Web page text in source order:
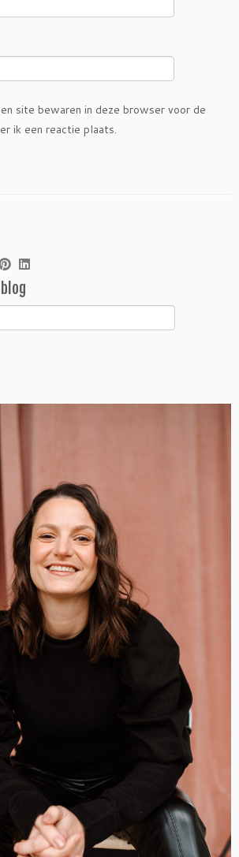
site bewaren in deze browser voor de
ik een reactie plaats.